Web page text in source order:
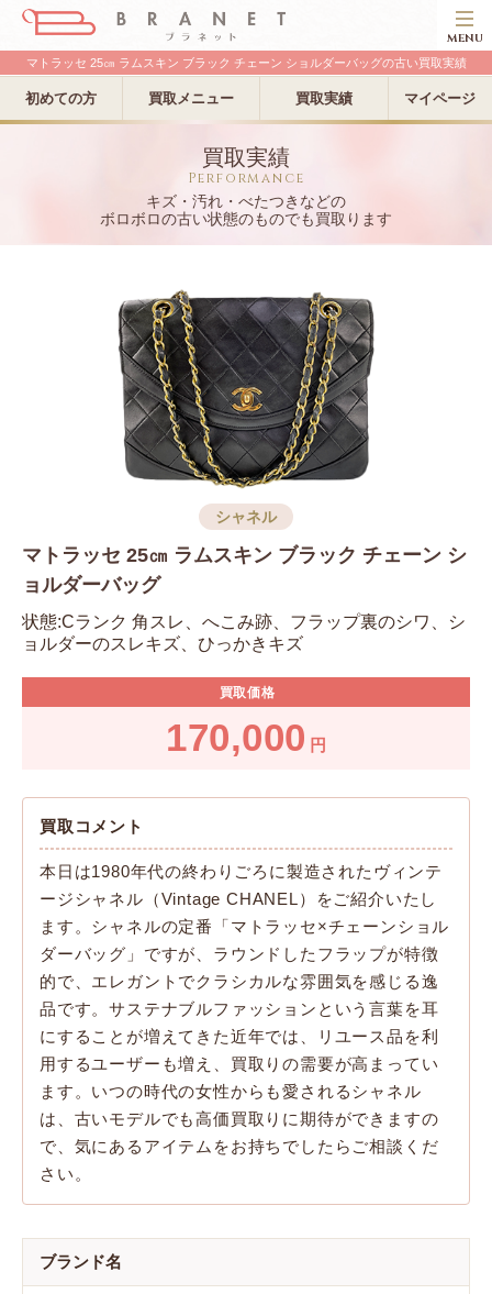
MENU
初めての方 買取メニュー 買取実績 マイページ
マトラッセ 25㎝ ラムスキン ブラック チェーン ショルダーバッグの古い買取実績
買取実績
Performance
キズ・汚れ・べたつきなどの
ボロボロの古い状態のものでも買取ります
シャネル
マトラッセ 25㎝ ラムスキン ブラック チェーン シ
ョルダーバッグ
状態:Cランク 角スレ、へこみ跡、フラップ裏のシワ、シ
ョルダーのスレキズ、ひっかきキズ
買取価格
170,000 円
買取コメント
本日は1980年代の終わりごろに製造されたヴィンテ
ージシャネル（Vintage CHANEL）をご紹介いたし
ます。シャネルの定番「マトラッセ×チェーンショル
ダーバッグ」ですが、ラウンドしたフラップが特徴
的で、エレガントでクラシカルな雰囲気を感じる逸
品です。サステナブルファッションという言葉を耳
にすることが増えてきた近年では、リユース品を利
用するユーザーも増え、買取りの需要が高まってい
ます。いつの時代の女性からも愛されるシャネル
は、古いモデルでも高価買取りに期待ができますの
で、気にあるアイテムをお持ちでしたらご相談くだ
さい。
ブランド名